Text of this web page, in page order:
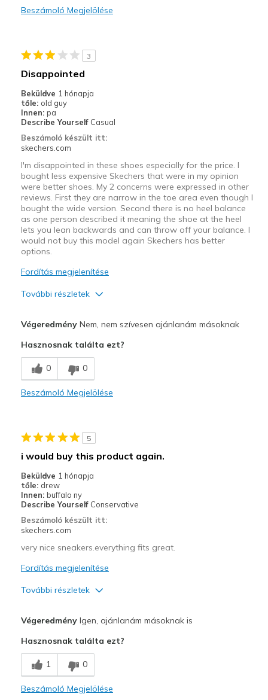
Feels too narrow
Sizing
View On Shoes
Beszámoló Megjelölése
3
Disappointed
Beküldve 1 hónapja
tőle: old guy
Innen: pa
Describe Yourself Casual
Beszámoló készült itt:
skechers.com
I'm disappointed in these shoes especially for the price. I
bought less expensive Skechers that were in my opinion
were better shoes. My 2 concerns were expressed in other
reviews. First they are narrow in the toe area even though I
bought the wide version. Second there is no heel balance
as one person described it meaning the shoe at the heel
lets you lean backwards and can throw off your balance. I
would not buy this model again Skechers has better
options.
Fordítás megjelenítése
További részletek
Sizing
Feels true to size
View On Shoes
Shoes are for Wearing
VégeredményNem, nem szívesen ajánlanám másoknak
Hasznosnak találta ezt?
0 0
Beszámoló Megjelölése
5
i would buy this product again.
Beküldve 1 hónapja
tőle: drew
Innen: buffalo ny
Describe Yourself Conservative
Beszámoló készült itt:
skechers.com
very nice sneakers.everything fits great.
Fordítás megjelenítése
További részletek
Legjobb használat
Special Occasions
VégeredményIgen, ajánlanám másoknak is
Hasznosnak találta ezt?
1 0
Beszámoló Megjelölése